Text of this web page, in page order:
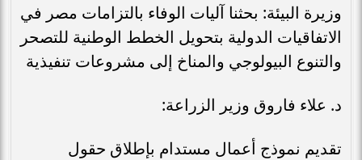
وزيرة البيئة: بحثنا آليات الوفاء بالتزامات مصر في
الاتفاقيات الدولية بتحويل الخطط الوطنية للتصحر
والتنوع البيولوجي والمناخ إلى مشروعات تنفيذية
د. علاء فاروق وزير الزراعة:
تقديم نموذج أعمال مستدام بإطلاق حقول